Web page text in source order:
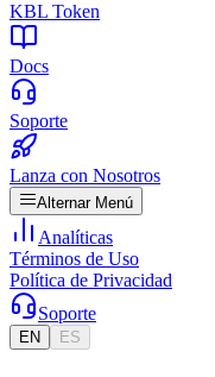
KBL Token
Docs
Soporte
Lanza con Nosotros
Alternar Menú
Analíticas
Términos de Uso
Política de Privacidad
Soporte
EN ES